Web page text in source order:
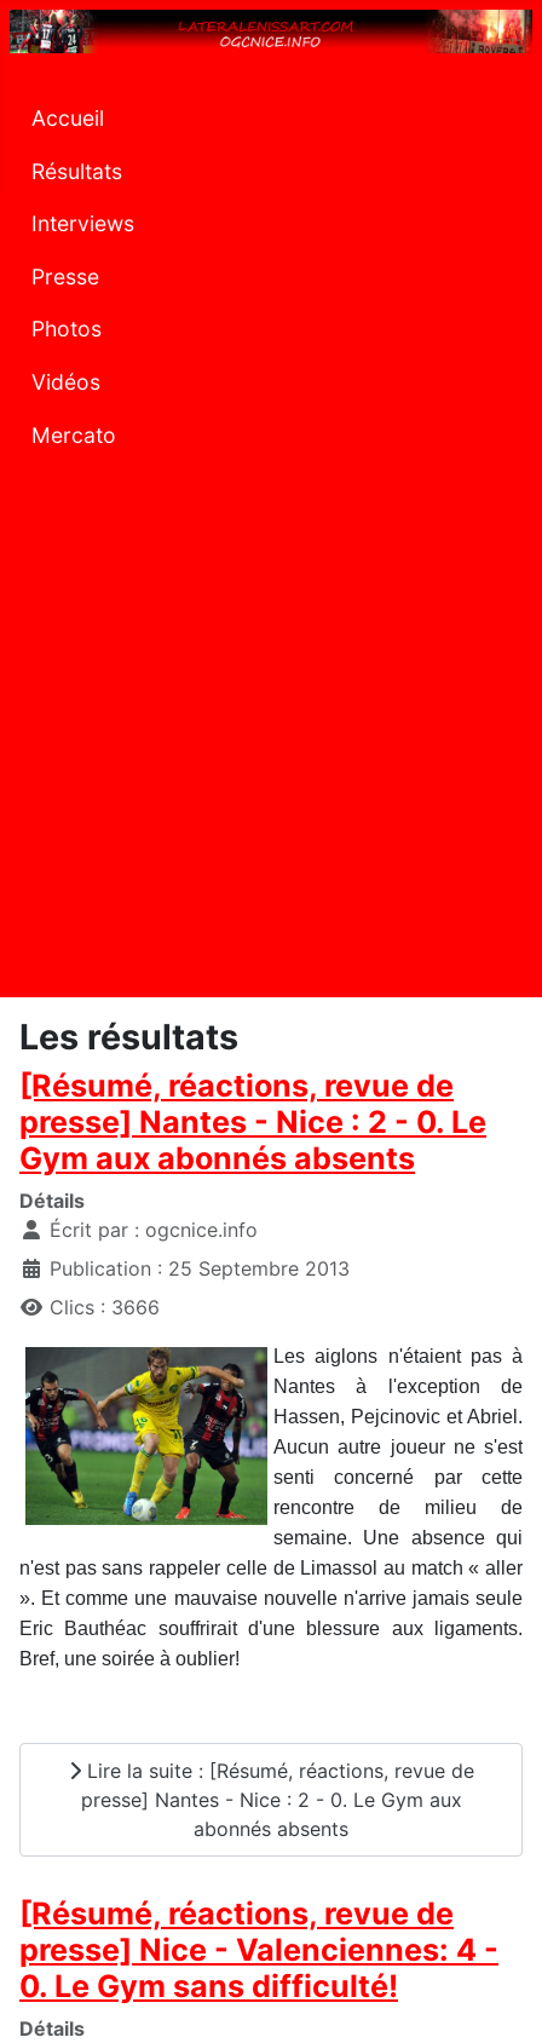
Accueil
Résultats
Interviews
Presse
Photos
Vidéos
Mercato
Les résultats
[Résumé, réactions, revue de
presse] Nantes - Nice : 2 - 0. Le
Gym aux abonnés absents
Détails
Écrit par : ogcnice.info
Publication : 25 Septembre 2013
Clics : 3666
Les aiglons n'étaient pas à
Nantes à l'exception de
Hassen, Pejcinovic et Abriel.
Aucun autre joueur ne s'est
senti concerné par cette
rencontre de milieu de
semaine. Une absence qui
n'est pas sans rappeler celle de Limassol au match « aller
». Et comme une mauvaise nouvelle n'arrive jamais seule
Eric Bauthéac souffrirait d'une blessure aux ligaments.
Bref, une soirée à oublier!
Lire la suite : [Résumé, réactions, revue de
presse] Nantes - Nice : 2 - 0. Le Gym aux
abonnés absents
[Résumé, réactions, revue de
presse] Nice - Valenciennes: 4 -
0. Le Gym sans difficulté!
Détails